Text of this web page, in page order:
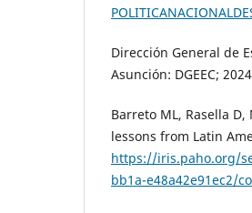
Dirección General de
Asunción: DGEEC;
Barreto ML, Rasella
lessons from Latin
https://iris.paho.org/
bb1a-e48a42e91ec2/